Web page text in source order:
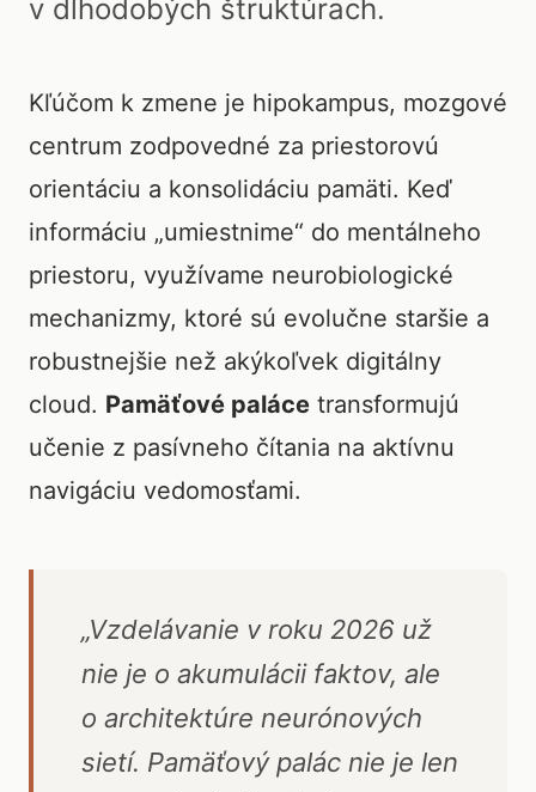
v dlhodobých štruktúrach.
Kľúčom k zmene je hipokampus, mozgové
centrum zodpovedné za priestorovú
orientáciu a konsolidáciu pamäti. Keď
informáciu „umiestnime“ do mentálneho
priestoru, využívame neurobiologické
mechanizmy, ktoré sú evolučne staršie a
robustnejšie než akýkoľvek digitálny
cloud. Pamäťové paláce transformujú
učenie z pasívneho čítania na aktívnu
navigáciu vedomosťami.
„Vzdelávanie v roku 2026 už
nie je o akumulácii faktov, ale
o architektúre neurónových
sietí. Pamäťový palác nie je len